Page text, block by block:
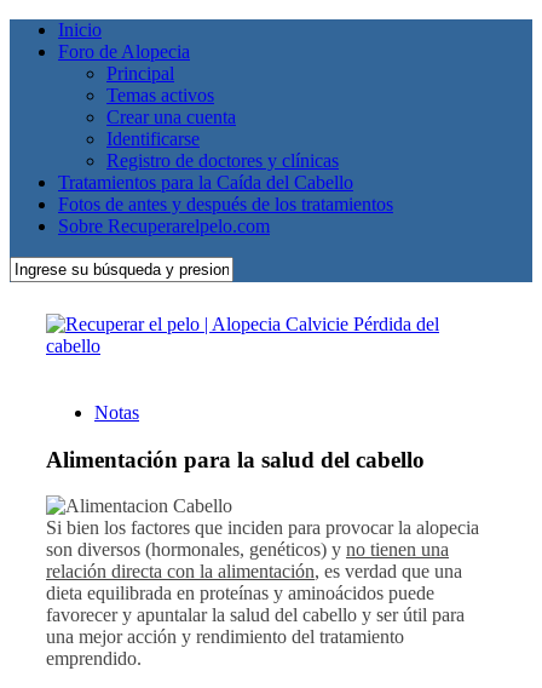
Inicio
Foro de Alopecia
Principal
Temas activos
Crear una cuenta
Identificarse
Registro de doctores y clínicas
Tratamientos para la Caída del Cabello
Fotos de antes y después de los tratamientos
Sobre Recuperarelpelo.com
Notas
Alimentación para la salud del cabello
Si bien los factores que inciden para provocar la alopecia
son diversos (hormonales, genéticos) y no tienen una
relación directa con la alimentación, es verdad que una
dieta equilibrada en proteínas y aminoácidos puede
favorecer y apuntalar la salud del cabello y ser útil para
una mejor acción y rendimiento del tratamiento
emprendido.